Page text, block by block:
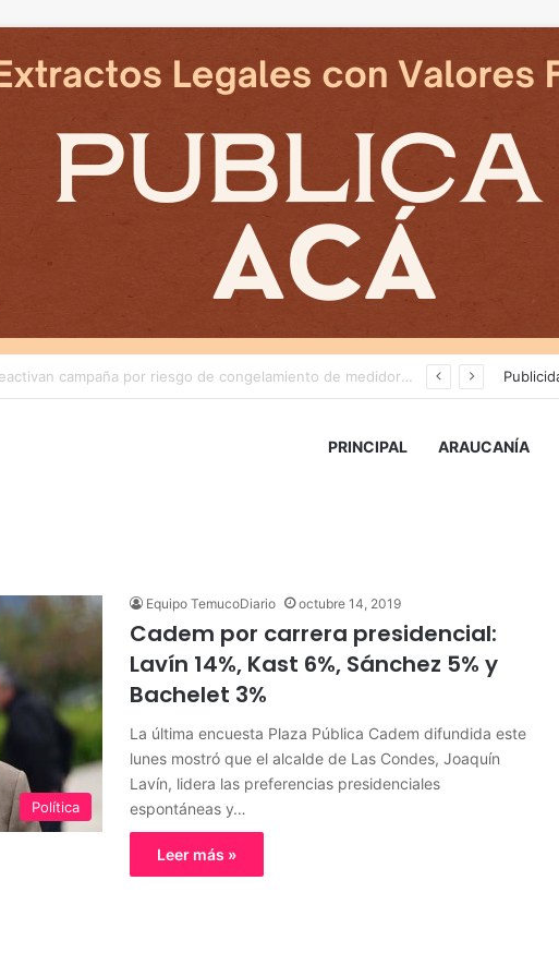
Deportes Temuco termina relación contractual con Arturo Sanhueza tras derrota ante Copiapó
PRINCIPAL ARAUCANÍA
Política
Equipo TemucoDiario octubre 14, 2019
Cadem por carrera presidencial:
Lavín 14%, Kast 6%, Sánchez 5% y
Bachelet 3%
La última encuesta Plaza Pública Cadem difundida este
lunes mostró que el alcalde de Las Condes, Joaquín
Lavín, lidera las preferencias presidenciales
espontáneas y…
Leer más »